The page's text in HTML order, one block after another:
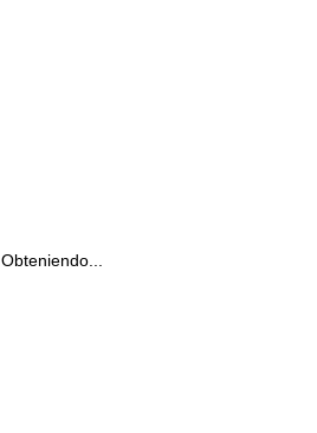
Obteniendo...